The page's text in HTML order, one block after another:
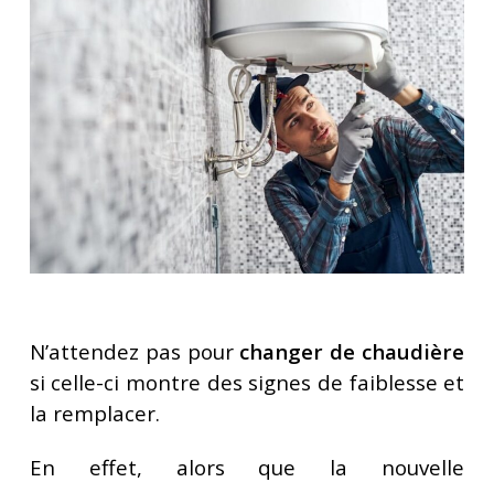
N’attendez pas pour changer de chaudière
si celle-ci montre des signes de faiblesse et
la remplacer.
En effet, alors que la nouvelle